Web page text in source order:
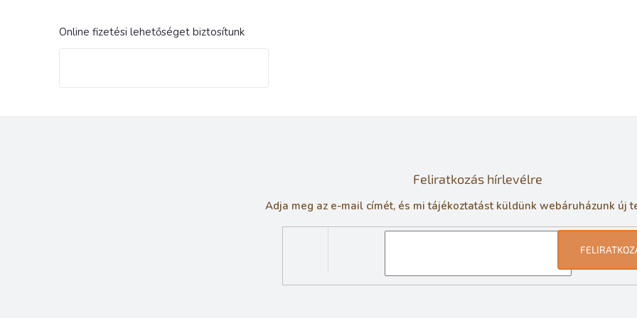
Online fizetési lehetőséget biztosítunk
Feliratkozás hírlevélre
Adja meg az e-mail címét, és mi tájékoztatást küldünk webáruházunk új